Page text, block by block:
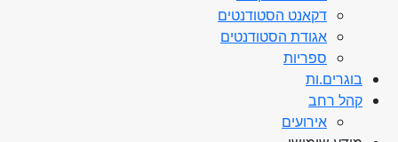
דקאנט הסטודנטים
אגודת הסטודנטים
ספריות
בוגרים.ות
קהל רחב
אירועים